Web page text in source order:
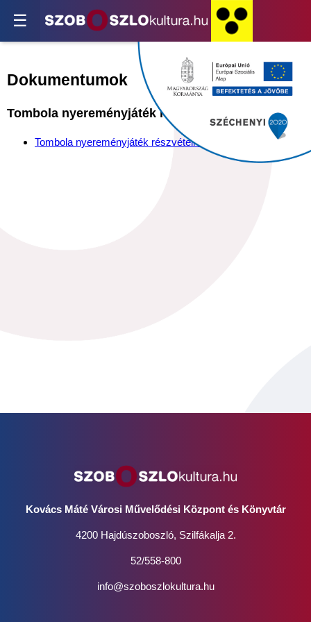
☰
Dokumentumok
Tombola nyereményjáték részvételi szabályzat
Tombola nyereményjáték részvételi szabályzat
Kovács Máté Városi Művelődési Központ és Könyvtár
4200 Hajdúszoboszló, Szilfákalja 2.
52/558-800
info@szoboszlokultura.hu